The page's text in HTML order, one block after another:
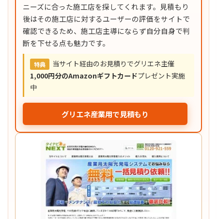
ニーズに合った施工店を探してくれます。見積もり
後はその施工店に対するユーザーの評価をサイトで
確認できるため、施工店主導にならず自分自身で判
断を下せる点も魅力です。
特典
当サイト経由のお見積りでグリエネ主催
1,000円分のAmazonギフトカードプレゼント実施
中
グリエネ産業用で見積もり